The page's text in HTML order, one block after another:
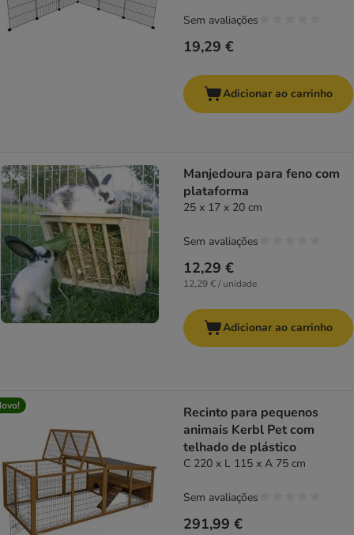
19,29 €
Sem avaliações
Adicionar ao carrinho
Manjedoura para feno com
plataforma
25 x 17 x 20 cm
12,29 €
12,29 € / unidade
Sem avaliações
Adicionar ao carrinho
Recinto para pequenos
animais Kerbl Pet com
telhado de plástico
C 220 x L 115 x A 75 cm
291,99 €
Sem avaliações